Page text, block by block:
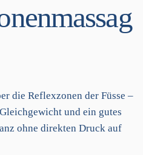
die Reflexzonen der Füsse –
und ein gutes
ohne direkten Druck auf